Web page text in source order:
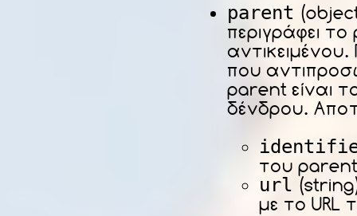
parent
περιγράφει
που
parent είναι
δένδρου.
του
url
με το URL